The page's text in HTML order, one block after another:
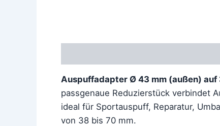
Auspuffadapter Ø 43 mm (außen) auf
passgenaue Reduzierstück verbindet
ideal für Sportauspuff, Reparatur,
von 38 bis 70 mm.